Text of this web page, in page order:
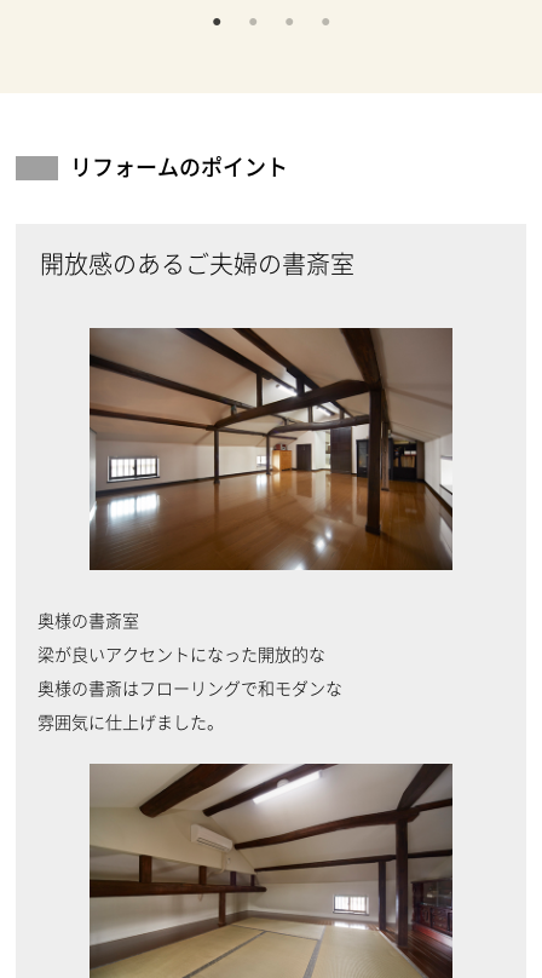
リフォームのポイント
開放感のあるご夫婦の書斎室
奥様の書斎室
梁が良いアクセントになった開放的な
奥様の書斎はフローリングで和モダンな
雰囲気に仕上げました。